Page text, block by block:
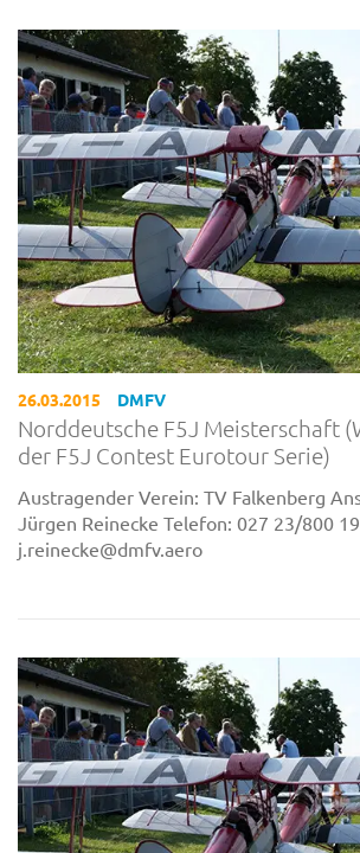
26.03.2015 DMFV
Norddeutsche F5J Meisterschaft
der F5J Contest Eurotour Serie)
Austragender Verein: TV Falkenberg
Jürgen Reinecke Telefon: 027 23/800
j.reinecke@dmfv.aero